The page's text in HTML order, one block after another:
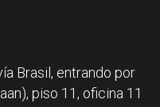
Brasil, entrando por
piso 11, oficina 11